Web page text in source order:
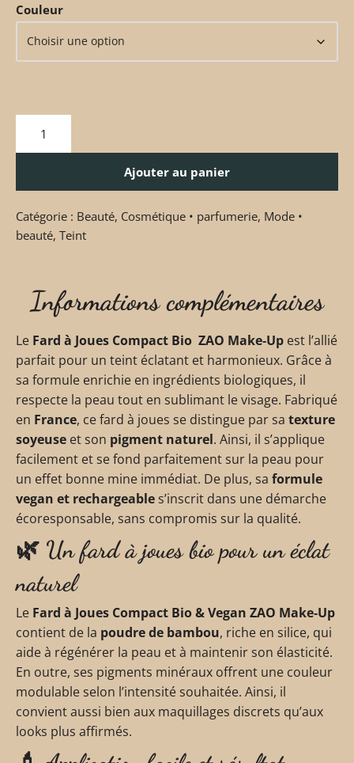
Couleur
Ajouter au panier
Catégorie : Beauté, Cosmétique • parfumerie, Mode •
beauté, Teint
Informations complémentaires
Le Fard à Joues Compact Bio ZAO Make‑Up est l’allié
parfait pour un teint éclatant et harmonieux. Grâce à
sa formule enrichie en ingrédients biologiques, il
respecte la peau tout en sublimant le visage. Fabriqué
en France, ce fard à joues se distingue par sa texture
soyeuse et son pigment naturel. Ainsi, il s’applique
facilement et se fond parfaitement sur la peau pour
un effet bonne mine immédiat. De plus, sa formule
vegan et rechargeables’inscrit dans une démarche
écoresponsable, sans compromis sur la qualité.
🌿 Un fard à joues bio pour un éclat
naturel
Le Fard à Joues Compact Bio & Vegan ZAO Make‑Up
contient de la poudre de bambou, riche en silice, qui
aide à régénérer la peau et à maintenir son élasticité.
En outre, ses pigments minéraux offrent une couleur
modulable selon l’intensité souhaitée. Ainsi, il
convient aussi bien aux maquillages discrets qu’aux
looks plus affirmés.